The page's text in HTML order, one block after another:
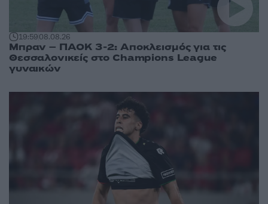
19:5908.08.26
Μπραν – ΠΑΟΚ 3-2: Αποκλεισμός για τις
Θεσσαλονικείς στο Champions League
γυναικών